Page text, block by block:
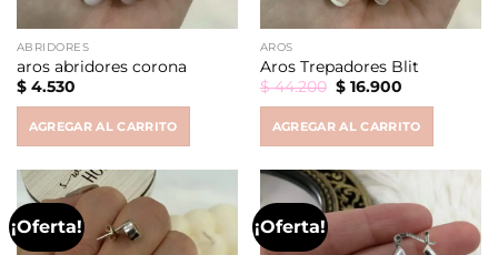
ABRIDORES
aros abridores corona
$4.530
AGREGAR AL CARRITO
AROS
Aros Trepadores Blit
$44.200 Original
price
$ 44.200.
$16.900Current
$ 16.900.
AGREGAR AL CARRITO
¡Oferta! ¡Oferta!